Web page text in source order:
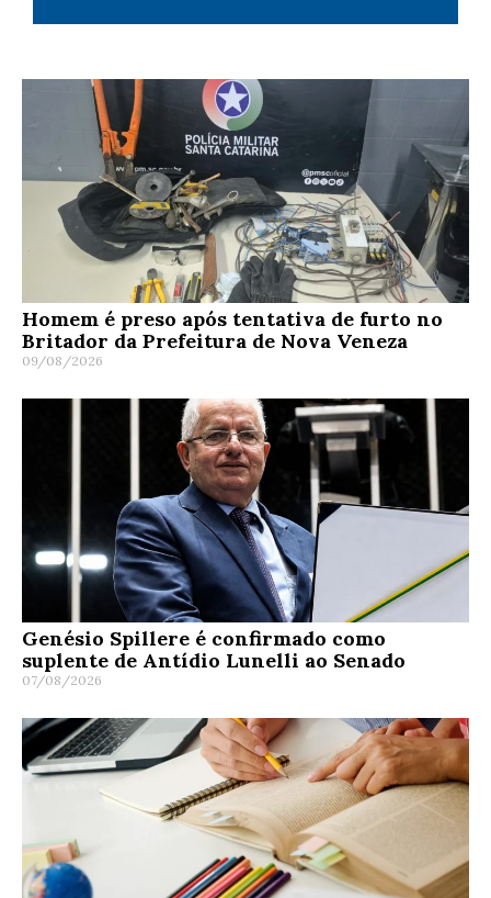
Homem é preso após tentativa de furto no
Britador da Prefeitura de Nova Veneza
09/08/2026
Genésio Spillere é confirmado como
suplente de Antídio Lunelli ao Senado
07/08/2026